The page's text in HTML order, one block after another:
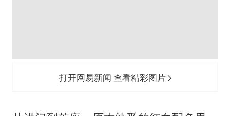
打开网易新闻 查看精彩图片